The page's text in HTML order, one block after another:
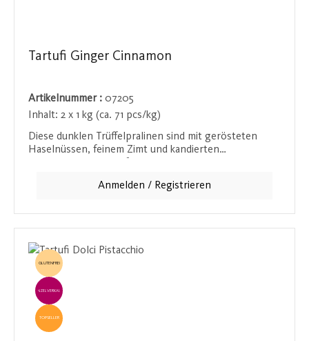
Tartufi Ginger Cinnamon
Artikelnummer : 07205
Inhalt: 2 x 1 kg (ca. 71 pcs/kg)
Diese dunklen Trüffelpralinen sind mit gerösteten
Haselnüssen, feinem Zimt und kandierten
Begleiter zu einer heißen Tasse Tee oder Kaffee. Ein
kalte Jahreszeit.
Anmelden / Registrieren
GLUTENFREI
EINZELVERKAUF
TOPSELLER